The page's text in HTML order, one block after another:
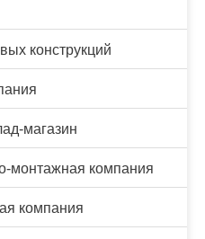
конструкций
магазин
монтажная компания
компания